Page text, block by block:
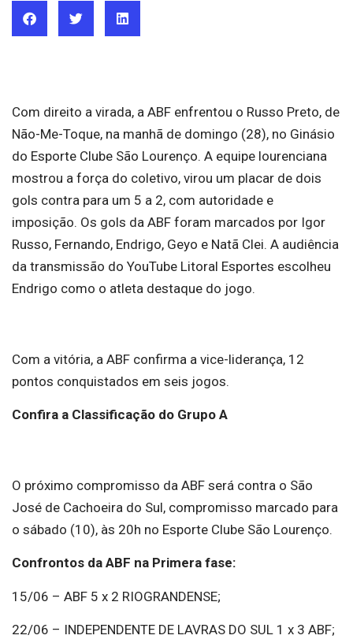
Com direito a virada, a ABF enfrentou o Russo Preto, de
Não-Me-Toque, na manhã de domingo (28), no Ginásio
do Esporte Clube São Lourenço. A equipe lourenciana
mostrou a força do coletivo, virou um placar de dois
gols contra para um 5 a 2, com autoridade e
imposição. Os gols da ABF foram marcados por Igor
Russo, Fernando, Endrigo, Geyo e Natã Clei. A audiência
da transmissão do YouTube Litoral Esportes escolheu
Endrigo como o atleta destaque do jogo.
Com a vitória, a ABF confirma a vice-liderança, 12
pontos conquistados em seis jogos.
Confira a Classificação do Grupo A
O próximo compromisso da ABF será contra o São
José de Cachoeira do Sul, compromisso marcado para
o sábado (10), às 20h no Esporte Clube São Lourenço.
Confrontos da ABF na Primera fase:
15/06 – ABF 5 x 2 RIOGRANDENSE;
22/06 – INDEPENDENTE DE LAVRAS DO SUL 1 x 3 ABF;